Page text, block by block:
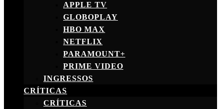
APPLE TV
GLOBOPLAY
HBO MAX
NETFLIX
PARAMOUNT+
PRIME VIDEO
INGRESSOS
CRÍTICAS
CRÍTICAS